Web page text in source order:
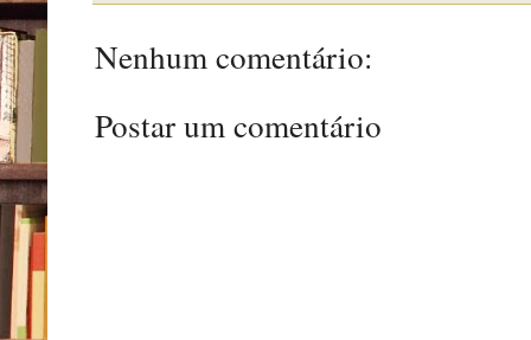
Nenhum comentário:
Postar um comentário